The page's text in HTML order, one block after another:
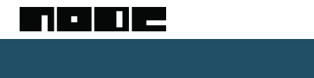
Skip to main content